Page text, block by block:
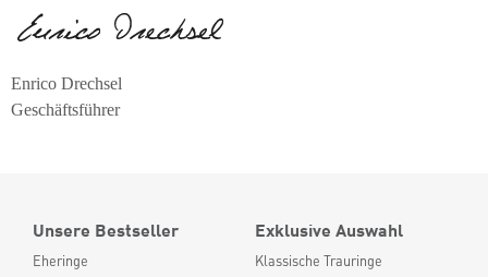
Enrico Drechsel
Geschäftsführer
Unsere Bestseller
Eheringe
Exklusive Auswahl
Klassische Trauringe